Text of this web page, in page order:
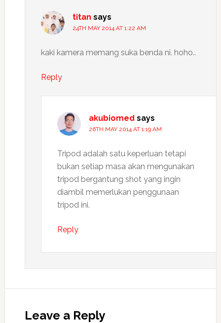
titan says
24TH MAY 2014 AT 1:22 AM
kaki kamera memang suka benda ni. hoho..
Reply
akubiomed says
26TH MAY 2014 AT 1:19 AM
Tripod adalah satu keperluan tetapi
bukan setiap masa akan mengunakan
tripod bergantung shot yang ingin
diambil memerlukan penggunaan
tripod ini.
Reply
Leave a Reply